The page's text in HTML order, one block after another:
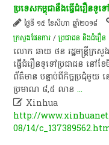
ប្រទេស​កម្ពុជា​នឹង​ធ្វើ​ជំរឿន​ទូទ
ថ្ងៃទី ១៥ ខែសីហា ឆ្នាំ២០១៨
ក្រសួងផែនការ /ប្រជាជន និងជំរឿន
លោក​ ឆាយ​ ថន​ រដ្ឋមន្ត្រី​ក្រសួង
ធ្វើ​ជំរឿន​ទូទៅ​ប្រជាជន​ នៅ​ខ
ព័ត៌មាន​ បន្ទាប់​ពី​កិច្ចប្រជុំ​មួ
ប្រមាណ​ ៨,៥​ លាន...
 Xinhua
http://
08/14/